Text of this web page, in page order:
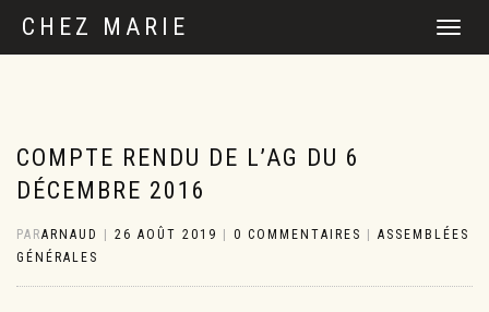
CHEZ MARIE
DÉPLIER
COMPTE RENDU DE L’AG DU 6
DÉCEMBRE 2016
PARARNAUD 26 AOÛT 2019 0 COMMENTAIRES
ASSEMBLÉES
GÉNÉRALES